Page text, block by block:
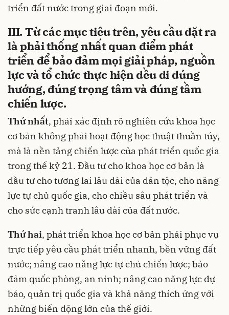
triển đất nước trong giai đoạn mới.
III. Từ các mục tiêu trên, yêu cầu đặt ra
là phải thống nhất quan điểm phát
triển để bảo đảm mọi giải pháp, nguồn
lực và tổ chức thực hiện đều đi đúng
hướng, đúng trọng tâm và đúng tầm
chiến lược.
Thứ nhất, phải xác định rõ nghiên cứu khoa học
cơ bản không phải hoạt động học thuật thuần túy,
mà là nền tảng chiến lược của phát triển quốc gia
trong thế kỷ 21. Đầu tư cho khoa học cơ bản là
đầu tư cho tương lai lâu dài của dân tộc, cho năng
lực tự chủ quốc gia, cho chiều sâu phát triển và
cho sức cạnh tranh lâu dài của đất nước.
Thứ hai, phát triển khoa học cơ bản phải phục vụ
trực tiếp yêu cầu phát triển nhanh, bền vững đất
nước; nâng cao năng lực tự chủ chiến lược; bảo
đảm quốc phòng, an ninh; nâng cao năng lực dự
báo, quản trị quốc gia và khả năng thích ứng với
những biến động lớn của thế giới.